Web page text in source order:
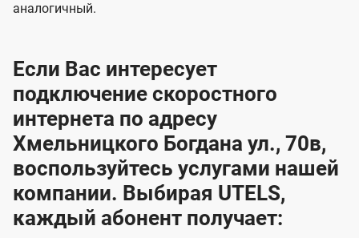
аналогичный.
Если Вас интересует
подключение скоростного
интернета по адресу
Хмельницкого Богдана ул., 70в,
воспользуйтесь услугами нашей
компании. Выбирая UTELS,
каждый абонент получает: